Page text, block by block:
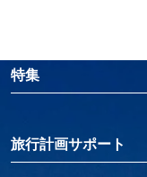
特集
旅行計画サポート